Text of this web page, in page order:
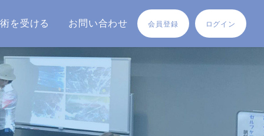
を受ける お問い合わせ 会員登録 ログイン